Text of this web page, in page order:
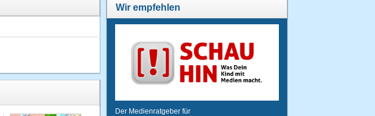
Wir empfehlen
Der Medienratgeber für